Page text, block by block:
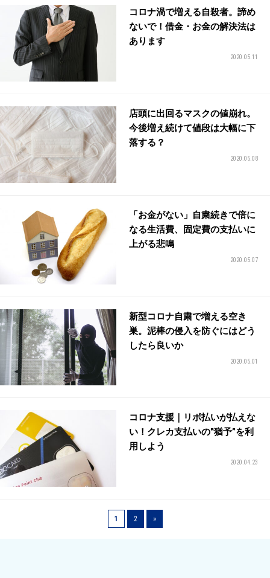
コロナ渦で増える自殺者。諦め
ないで！借金・お金の解決法は
あります
2020.05.11
店頭に出回るマスクの値崩れ。
今後増え続けて値段は大幅に下
落する？
2020.05.08
「お金がない」自粛続きで倍に
なる生活費、固定費の支払いに
上がる悲鳴
2020.05.07
新型コロナ自粛で増える空き
巣。泥棒の侵入を防ぐにはどう
したら良いか
2020.05.01
コロナ支援｜リボ払いが払えな
い！クレカ支払いの‟猶予”を利
用しよう
2020.04.23
1 2 »